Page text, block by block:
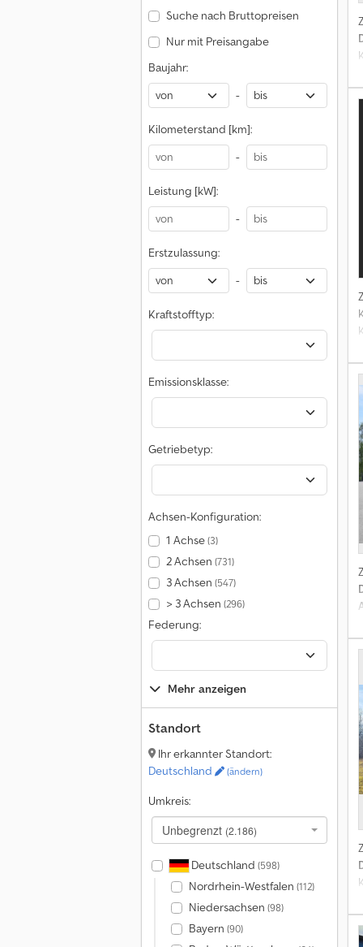
Suche nach Bruttopreisen
Nur mit Preisangabe
Baujahr:
-
Kilometerstand [km]:
-
Leistung [kW]:
-
Erstzulassung:
-
Kraftstofftyp:
Emissionsklasse:
Getriebetyp:
Achsen-Konfiguration:
1 Achse(3)
2 Achsen (731)
3 Achsen (547)
> 3 Achsen (296)
Federung:
Mehr anzeigen
Standort
Ihr erkannter Standort:
Deutschland
(ändern)
Umkreis:
Unbegrenzt (2.186)
Deutschland (598)
Nordrhein-Westfalen (112)
Niedersachsen (98)
Bayern (90)